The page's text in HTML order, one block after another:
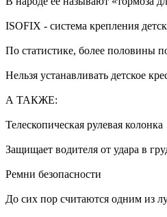
ISOFIX - система крепления
По статистике, более половины
Нельзя устанавливать детское
А ТАКЖЕ:
Телескопическая рулевая колонка
Защищает водителя от удара в
Ремни безопасности
До сих пор считаются одним из